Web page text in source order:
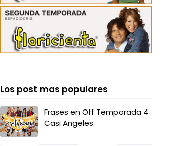
Los post mas populares
Frases en Off Temporada 4
Casi Angeles